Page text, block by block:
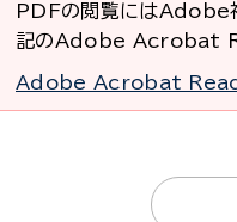
PDFの閲覧にはAdobe
記のAdobe Acrobat
Adobe Acrobat